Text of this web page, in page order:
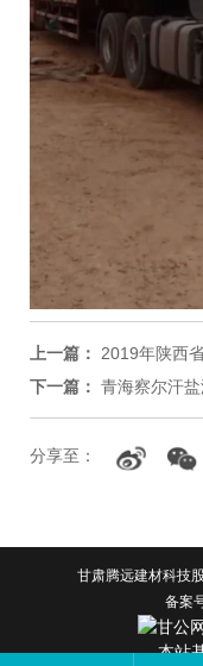
上一篇：
2019年陕西
下一篇： 青海察尔汗
分享至：
甘肃腾远建材科技
备案
甘公
本站